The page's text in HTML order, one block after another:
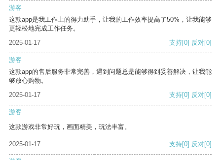
游客
这款app是我工作上的得力助手，让我的工作效率提高了50%，让我能够
更轻松地完成工作任务。
2025-01-17
支持[0] 反对[0]
游客
这款app的售后服务非常完善，遇到问题总是能够得到妥善解决，让我能
够放心购物。
2025-01-17
支持[0] 反对[0]
游客
这款游戏非常好玩，画面精美，玩法丰富。
2025-01-17 支持[0] 反对[0]